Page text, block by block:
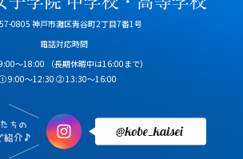
0805 神戸市灘区青谷町2丁目7番1号
電話対応時間
～18:00
（長期休暇中は16:00まで）
9:00～12:30 ② 13:30～16:00